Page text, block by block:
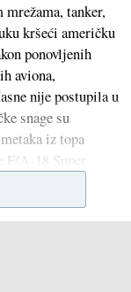
tanker,
kršeći američku
ponovljenih
aviona,
nije postupila u
snage su
iz topa
F/A-18 Super